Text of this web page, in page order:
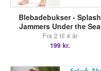
Blebadebukser - Splash
Jammers Under the Sea
Fra 2 til 4 år
199 kr.